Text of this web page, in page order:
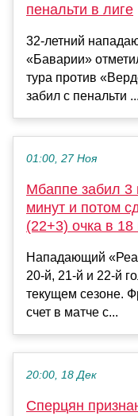
пенальти в лиге
32-летний
«Баварии»
тура против
забил с пенальти ...
01:00, 27 Ноя
Мбаппе забил 3
минут и потом
(22+3) очка в
Нападающий
20-й, 21-й и 22-й
текущем сезоне.
счет в матче с...
20:00, 18 Дек
Сперцян